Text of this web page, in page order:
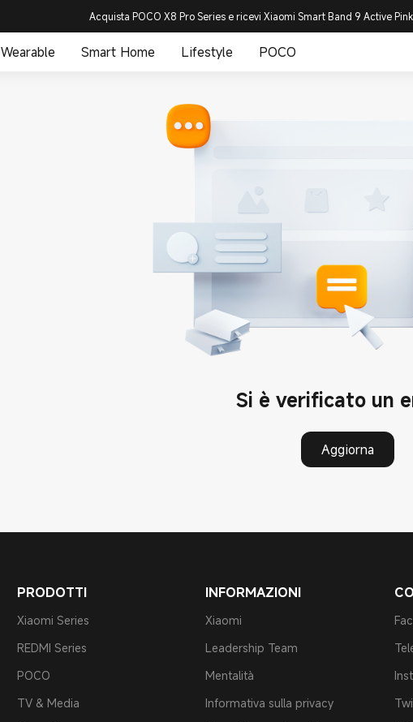
Acquista POCO X8 Pro Series e ricevi Xiaomi Smart Band 9 Active
Wearable Smart Home Lifestyle POCO
Si è verificato un
Aggiorna
PRODOTTI
Xiaomi Series
REDMI Series
POCO
TV & Media
INFORMAZIONI
Xiaomi
Leadership Team
Mentalità
Informativa sulla privacy